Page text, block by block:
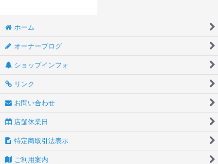
ホーム
オーナーブログ
ショップインフォ
リンク
お問い合わせ
店舗休業日
特定商取引法表示
ご利用案内